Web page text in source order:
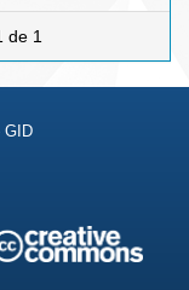
de 1
GID